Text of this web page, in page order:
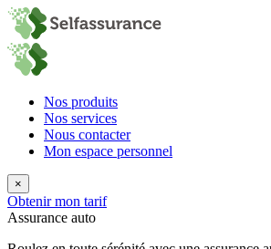
Nos produits
Nos services
Nous contacter
Mon espace personnel
×
Obtenir mon tarif
Assurance auto